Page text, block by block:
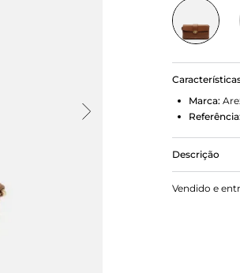
Marca:
Referência:
Descrição
Bolsa
estruturado
Vendido e